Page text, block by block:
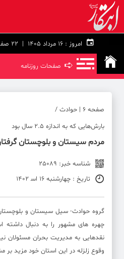
امروز : 22 صفر 1448
➪ صفحات روزنامه
صفحه ۶ | حوادث /
بارش‌هایی که به اندازه 2.5 سال بود
مردم سیستان و بلوچستان
شناسه خبر: 25089
تاریخ : چهارشنبه 16 اس‍ 1402
گروه حوادث- سیل سیستان و
چهره های مشهور را به دنبال
نقدهایی به مدیریت بحران مسئولان
وقوع زلزله در این استان خود مزید